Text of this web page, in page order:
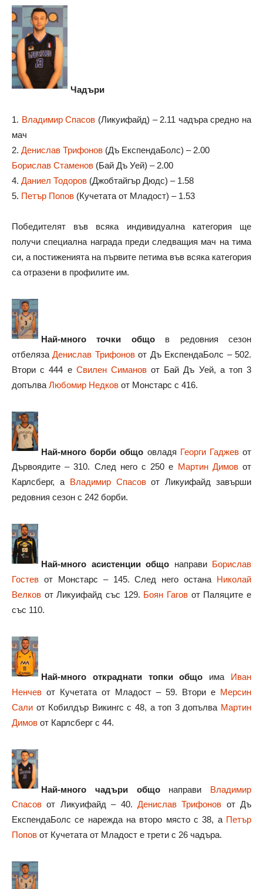
Чадъри
1. Владимир Спасов (Ликуифайд) – 2.11 чадъра средно на
мач
2. Денислав Трифонов (Дъ ЕкспендаБолс) – 2.00
Борислав Стаменов (Бай Дъ Уей) – 2.00
4. Даниел Тодоров (Джобтайгър Дюдс) – 1.58
5. Петър Попов (Кучетата от Младост) – 1.53
Победителят във всяка индивидуална категория ще
получи специална награда преди следващия мач на тима
си, а постиженията на първите петима във всяка категория
са отразени в профилите им.
Най-много точки общов редовния сезон
отбелязаДенислав Трифоновот Дъ ЕкспендаБолс – 502.
Втори с 444 е Свилен Симановот Бай Дъ Уей, а топ 3
допълва Любомир Недков от Монстарс с 416.
Най-много борби общо овладя Георги Гаджевот
Дървоядите – 310. След него с 250 е Мартин Димовот
Карлсберг, а Владимир Спасовот Ликуифайд завърши
редовния сезон с 242 борби.
Най-много асистенции общо направи Борислав
Гостев от Монстарс – 145. След него остана Николай
Велков от Ликуифайд със 129. Боян Гагов от Паляците е
със 110.
Най-много откраднати топки общо има Иван
Ненчев от Кучетата от Младост – 59. Втори е Мерсин
Сали от Кобилдър Викингс с 48, а топ 3 допълва Мартин
Димов от Карлсберг с 44.
Най-много чадъри общонаправи Владимир
Спасов от Ликуифайд – 40. Денислав Трифонов от Дъ
ЕкспендаБолс се нарежда на второ място с 38, а Петър
Попов от Кучетата от Младост е трети с 26 чадъра.